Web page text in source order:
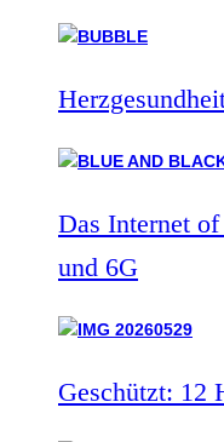
Das Internet
und 6G
Geschützt: 12